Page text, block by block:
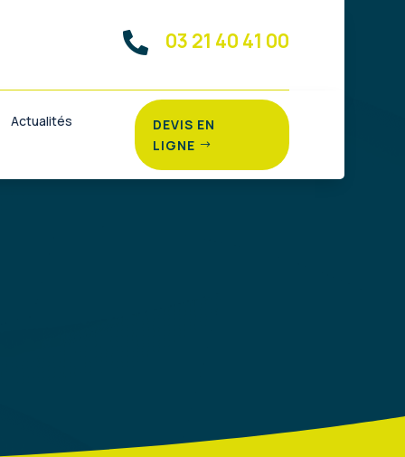
 03 21 40 41 00
Actualités
DEVIS EN
LIGNE